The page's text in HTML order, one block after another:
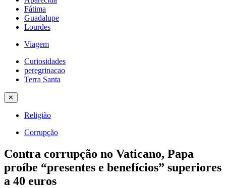
Fátima
Guadalupe
Lourdes
Viagem
Curiosidades
peregrinacao
Terra Santa
✕
Religião
Corrupção
Contra corrupção no Vaticano, Papa
proíbe “presentes e benefícios” superiores
a 40 euros